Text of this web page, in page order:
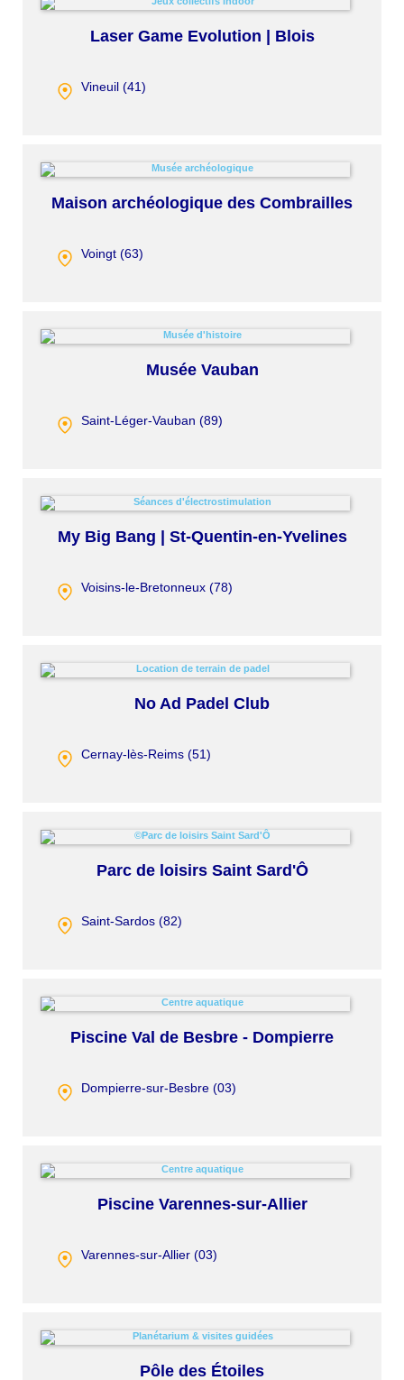
Laser Game Evolution | Blois
Vineuil (41)
Maison archéologique des Combrailles
Voingt (63)
Musée Vauban
Saint-Léger-Vauban (89)
My Big Bang | St-Quentin-en-Yvelines
Voisins-le-Bretonneux (78)
No Ad Padel Club
Cernay-lès-Reims (51)
Parc de loisirs Saint Sard'Ô
Saint-Sardos (82)
Piscine Val de Besbre - Dompierre
Dompierre-sur-Besbre (03)
Piscine Varennes-sur-Allier
Varennes-sur-Allier (03)
Pôle des Étoiles